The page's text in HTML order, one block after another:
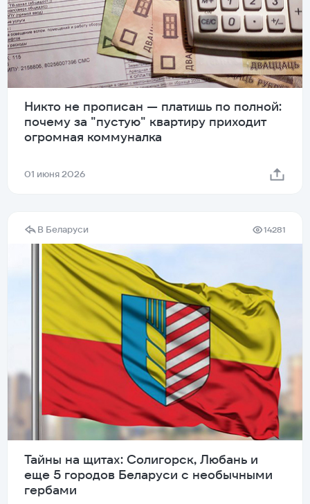
Никто не прописан — платишь по полной:
почему за "пустую" квартиру приходит
огромная коммуналка
01 июня 2026
В Беларуси 14281
Тайны на щитах: Солигорск, Любань и
еще 5 городов Беларуси с необычными
гербами